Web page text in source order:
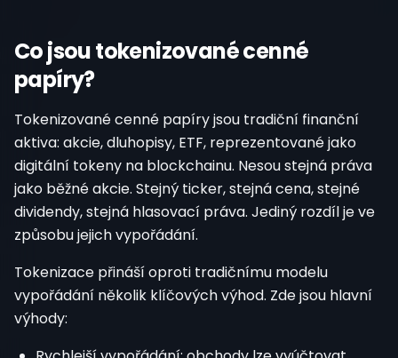
Co jsou tokenizované cenné
papíry?
Tokenizované cenné papíry jsou tradiční finanční
aktiva: akcie, dluhopisy, ETF, reprezentované jako
digitální tokeny na blockchainu. Nesou stejná práva
jako běžné akcie. Stejný ticker, stejná cena, stejné
dividendy, stejná hlasovací práva. Jediný rozdíl je ve
způsobu jejich vypořádání.
Tokenizace přináší oproti tradičnímu modelu
vypořádání několik klíčových výhod. Zde jsou hlavní
výhody: